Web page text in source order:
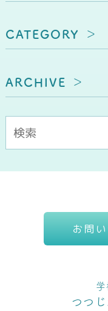
CATEGORY
ARCHIVE
お問
学
つつ